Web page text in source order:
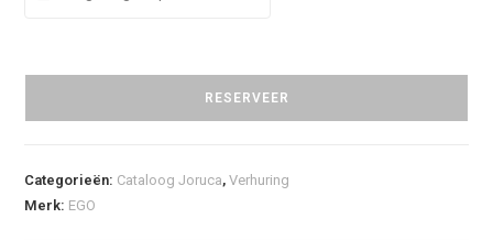
RESERVEER
Categorieën: Cataloog Joruca,Verhuring
Merk: EGO